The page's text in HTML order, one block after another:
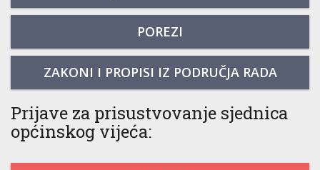
POREZI
ZAKONI I PROPISI IZ PODRUČJA RADA
Prijave za prisustvovanje sjednica
općinskog vijeća: